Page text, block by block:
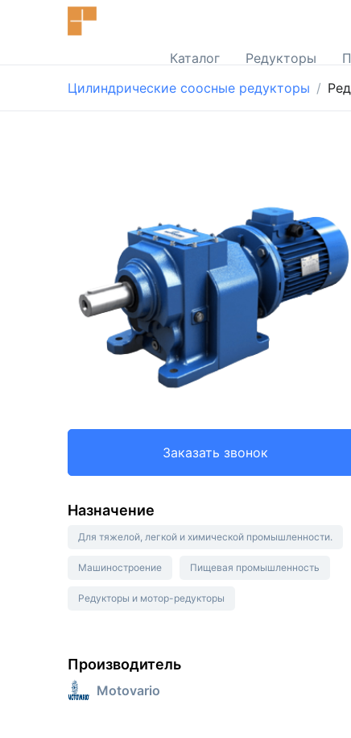
Каталог Редукторы
Цилиндрические соосные редукторы
Заказать звонок
Назначение
Для тяжелой, легкой и химической промышленности.
Машиностроение Пищевая промышленность
Редукторы и мотор-редукторы
Производитель
Motovario